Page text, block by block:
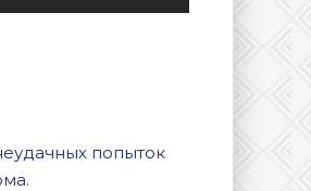
попыток